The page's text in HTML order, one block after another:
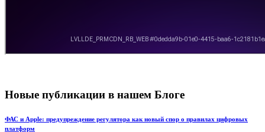
Новые публикации в нашем Блоге
ФАС и Apple: предупреждение регулятора как новый спор о правилах цифровых
платформ